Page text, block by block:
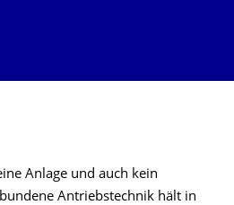
Anlage und auch kein
Antriebstechnik hält in